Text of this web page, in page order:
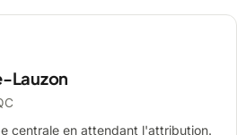
Lauzon
centrale en attendant l'attribution.